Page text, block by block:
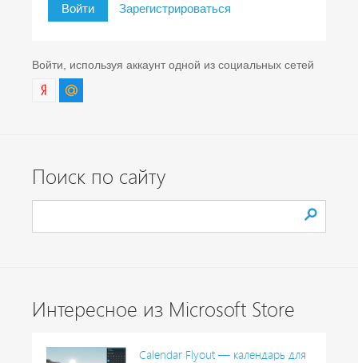
Войти Зарегистрироваться
Войти, используя аккаунт одной из социальных сетей
Поиск по сайту
Интересное из Microsoft Store
Calendar Flyout — календарь для